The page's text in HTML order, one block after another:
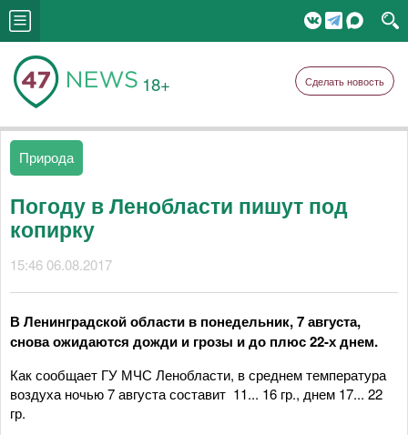
18+ Сделать новость
Природа
Погоду в Ленобласти пишут под
копирку
15:46 06.08.2017
В Ленинградской области в понедельник, 7 августа,
снова ожидаются дожди и грозы и до плюс 22-х днем.
Как сообщает ГУ МЧС Ленобласти, в среднем температура
воздуха ночью 7 августа составит 11... 16 гр., днем 17... 22
гр.